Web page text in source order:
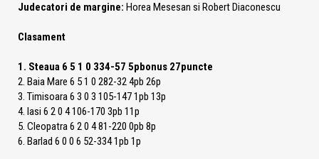
Judecatori de margine: Horea Mesesan si Robert Diaconescu
Clasament
1. Steaua 6 5 1 0 334-57 5pbonus 27puncte
2. Baia Mare 6 5 1 0 282-32 4pb 26p
3. Timisoara 6 3 0 3 105-147 1pb 13p
4. Iasi 6 2 0 4 106-170 3pb 11p
5. Cleopatra 6 2 0 4 81-220 0pb 8p
6. Barlad 6 0 0 6 52-334 1pb 1p